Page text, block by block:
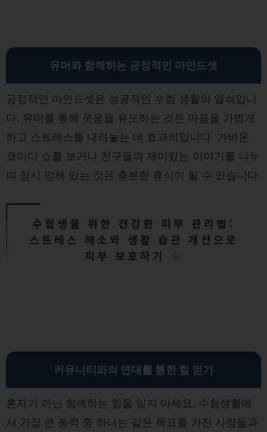
유머와 함께하는 긍정적인 마인드셋
긍정적인 마인드셋은 성공적인 수험 생활의 열쇠입니
다. 유머를 통해 웃음을 유도하는 것은 마음을 가볍게
하고 스트레스를 내려놓는 데 효과적입니다. 가벼운
코미디 쇼를 보거나 친구들과 재미있는 이야기를 나누
며 잠시 멍해 있는 것은 충분한 휴식이 될 수 있습니다.
수험생을 위한 건강한 피부 관리법:
스트레스 해소와 생활 습관 개선으로
피부 보호하기
커뮤니티와의 연대를 통한 힘 얻기
혼자가 아닌 함께하는 힘을 잊지 마세요. 수험생활에
서 가장 큰 동력 중 하나는 같은 목표를 가진 사람들과